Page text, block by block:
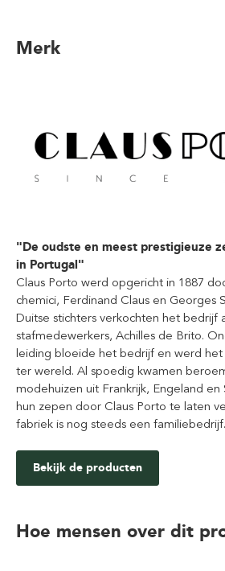
Merk
"De oudste en meest prestigieuze
in Portugal"
Claus Porto werd opgericht in 1887
chemici, Ferdinand Claus en Georges
Duitse stichters verkochten het bedrijf
stafmedewerkers, Achilles de Brito.
leiding bloeide het bedrijf en werd
ter wereld. Al spoedig kwamen
modehuizen uit Frankrijk, Engeland
hun zepen door Claus Porto te laten
fabriek is nog steeds een familiebedrijf.
Bekijk de producten
Hoe mensen over dit